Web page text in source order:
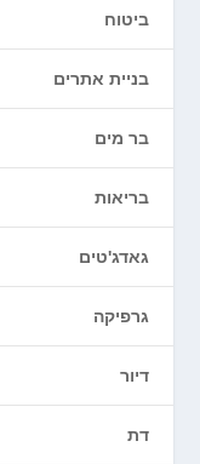
ביטוח
בניית אתרים
בר מים
בריאות
גאדג'טים
גרפיקה
דיור
דת